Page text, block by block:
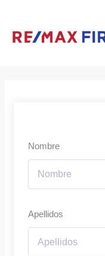
contenido
Nombre
Apellidos